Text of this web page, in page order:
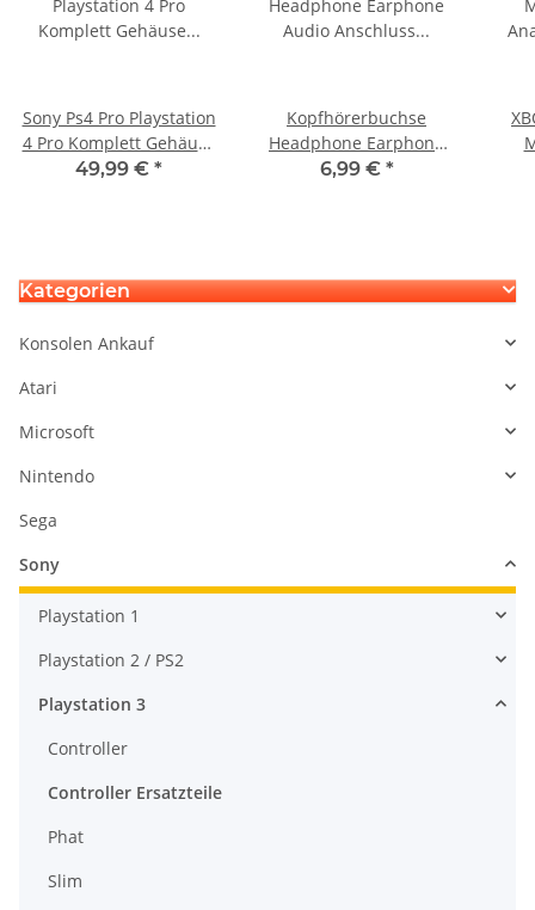
Sony Ps4 Pro Playstation
4 Pro Komplett Gehäuse
weiss CUH-7116B guter
49,99 € *
Kopfhörerbuchse
Headphone Earphone
Audio Anschluss für
6,99 € *
Kategorien
Konsolen Ankauf
Atari
Microsoft
Nintendo
Sega
Sony
Playstation 1
Playstation 2 / PS2
Playstation 3
Controller
Controller Ersatzteile
Phat
Slim